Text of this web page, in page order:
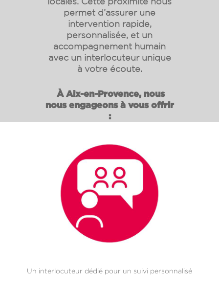
permet d’assurer une
intervention rapide,
personnalisée, et un
accompagnement humain
avec un interlocuteur unique
à votre écoute.
À Aix-en-Provence, nous
nous engageons à vous offrir
:
Un interlocuteur dédié pour un suivi personnalisé